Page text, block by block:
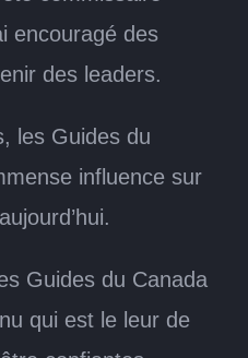
encouragé des
des leaders.
les Guides du
influence sur
Guides du Canada
qui est le leur de